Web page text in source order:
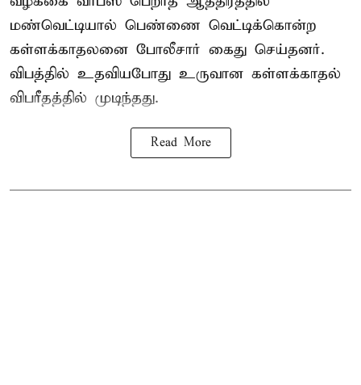
மண்வெட்டியால் பெண்ணை வெட்டிக்கொன்ற
கள்ளக்காதலனை போலீசார் கைது செய்தனர்.
விபத்தில் உதவியபோது உருவான கள்ளக்காதல்
விபரீதத்தில் முடிந்தது.
Read More